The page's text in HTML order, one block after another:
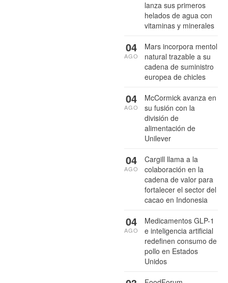
lanza sus primeros
helados de agua con
vitaminas y minerales
Mars incorpora mentol
natural trazable a su
cadena de suministro
europea de chicles
04
AGO
McCormick avanza en
su fusión con la
división de
alimentación de
Unilever
04
AGO
Cargill llama a la
colaboración en la
cadena de valor para
fortalecer el sector del
cacao en Indonesia
04
AGO
Medicamentos GLP-1
e inteligencia artificial
redefinen consumo de
pollo en Estados
Unidos
04
AGO